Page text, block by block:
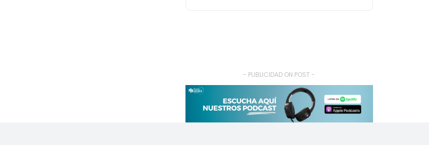
- PUBLICIDAD ON POST -